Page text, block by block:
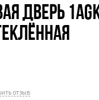
дверь
отзыв